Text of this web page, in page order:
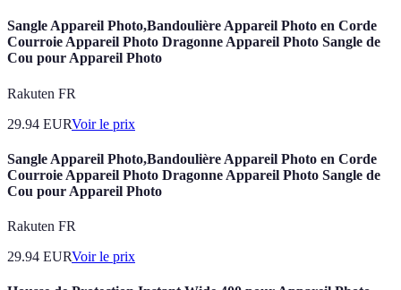
Sangle Appareil Photo,Bandoulière Appareil Photo en Corde
Courroie Appareil Photo Dragonne Appareil Photo Sangle de
Cou pour Appareil Photo
Rakuten FR
29.94 EURVoir le prix
Sangle Appareil Photo,Bandoulière Appareil Photo en Corde
Courroie Appareil Photo Dragonne Appareil Photo Sangle de
Cou pour Appareil Photo
Rakuten FR
29.94 EURVoir le prix